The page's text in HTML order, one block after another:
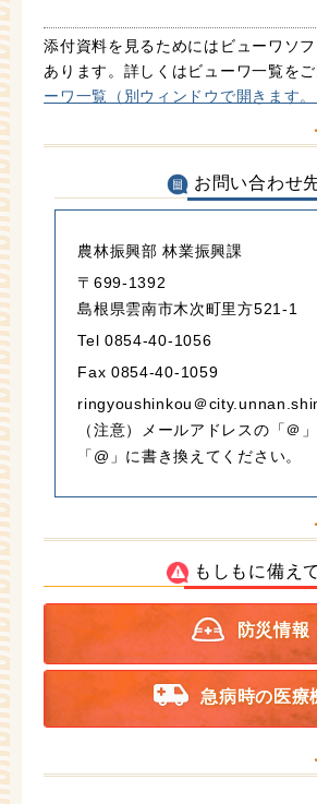
添付資料を見るためにはビューワソ
あります。詳しくはビューワ一覧をご
ーワ一覧（別ウィンドウで開きます。
お問い合わせ
農林振興部 林業振興課
〒699-1392
島根県雲南市木次町里方521-1
Tel 0854-40-1056
Fax 0854-40-1059
ringyoushinkou＠
（注意）メールアドレスの「＠
「@」に書き換えてください。
もしもに備えて
防災情報
急病時の医療